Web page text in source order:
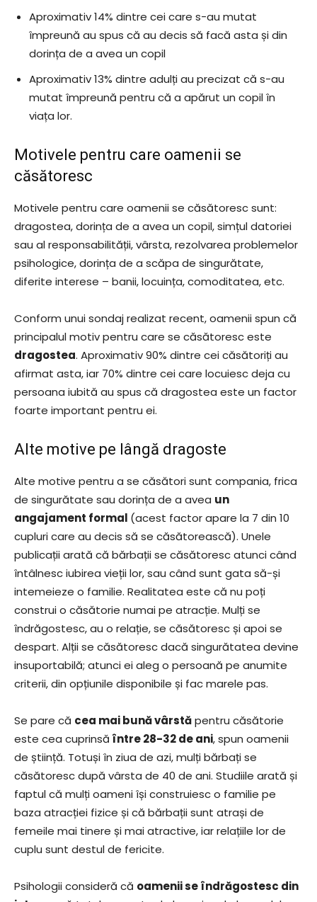
Aproximativ 14% dintre cei care s-au mutat
împreună au spus că au decis să facă asta și din
dorința de a avea un copil
Aproximativ 13% dintre adulți au precizat că s-au
mutat împreună pentru că a apărut un copil în
viața lor.
Motivele pentru care oamenii se
căsătoresc
Motivele pentru care oamenii se căsătoresc sunt:
dragostea, dorința de a avea un copil, simțul datoriei
sau al responsabilității, vârsta, rezolvarea problemelor
psihologice, dorința de a scăpa de singurătate,
diferite interese – banii, locuința, comoditatea, etc.
Conform unui sondaj realizat recent, oamenii spun că
principalul motiv pentru care se căsătoresc este
dragostea. Aproximativ 90% dintre cei căsătoriți au
afirmat asta, iar 70% dintre cei care locuiesc deja cu
persoana iubită au spus că dragostea este un factor
foarte important pentru ei.
Alte motive pe lângă dragoste
Alte motive pentru a se căsători sunt compania, frica
de singurătate sau dorința de a avea un
angajament formal (acest factor apare la 7 din 10
cupluri care au decis să se căsătorească). Unele
publicații arată că bărbații se căsătoresc atunci când
întâlnesc iubirea vieții lor, sau când sunt gata să-și
intemeieze o familie. Realitatea este că nu poți
construi o căsătorie numai pe atracție. Mulți se
îndrăgostesc, au o relație, se căsătoresc și apoi se
despart. Alții se căsătoresc dacă singurătatea devine
insuportabilă; atunci ei aleg o persoană pe anumite
criterii, din opțiunile disponibile și fac marele pas.
Se pare că cea mai bună vârstăpentru căsătorie
este cea cuprinsă între 28-32 de ani, spun oamenii
de știință. Totuși în ziua de azi, mulți bărbați se
căsătoresc după vârsta de 40 de ani. Studiile arată și
faptul că mulți oameni își construiesc o familie pe
baza atracției fizice și că bărbații sunt atrași de
femeile mai tinere și mai atractive, iar relațiile lor de
cuplu sunt destul de fericite.
Psihologii consideră că oamenii se îndrăgostesc din